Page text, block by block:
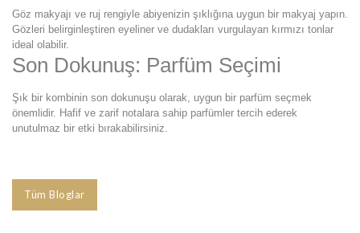
Göz makyajı ve ruj rengiyle abiyenizin şıklığına uygun bir makyaj yapın.
Gözleri belirginleştiren eyeliner ve dudakları vurgulayan kırmızı tonlar
ideal olabilir.
Son Dokunuş: Parfüm Seçimi
Şık bir kombinin son dokunuşu olarak, uygun bir parfüm seçmek
önemlidir. Hafif ve zarif notalara sahip parfümler tercih ederek
unutulmaz bir etki bırakabilirsiniz.
Tüm Bloglar